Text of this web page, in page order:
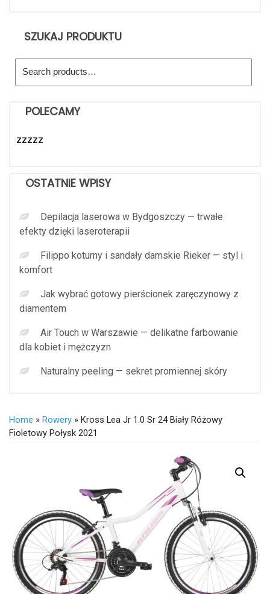
SZUKAJ PRODUKTU
for:
POLECAMY
zzzzz
OSTATNIE WPISY
Depilacja laserowa w Bydgoszczy — trwałe
efekty dzięki laseroterapii
Filippo koturny i sandały damskie Rieker — styl i
komfort
Jak wybrać gotowy pierścionek zaręczynowy z
diamentem
Air Touch w Warszawie — delikatne farbowanie
dla kobiet i mężczyzn
Naturalny peeling — sekret promiennej skóry
Home » Rowery » Kross Lea Jr 1.0 Sr 24 Biały Różowy
Fioletowy Połysk 2021